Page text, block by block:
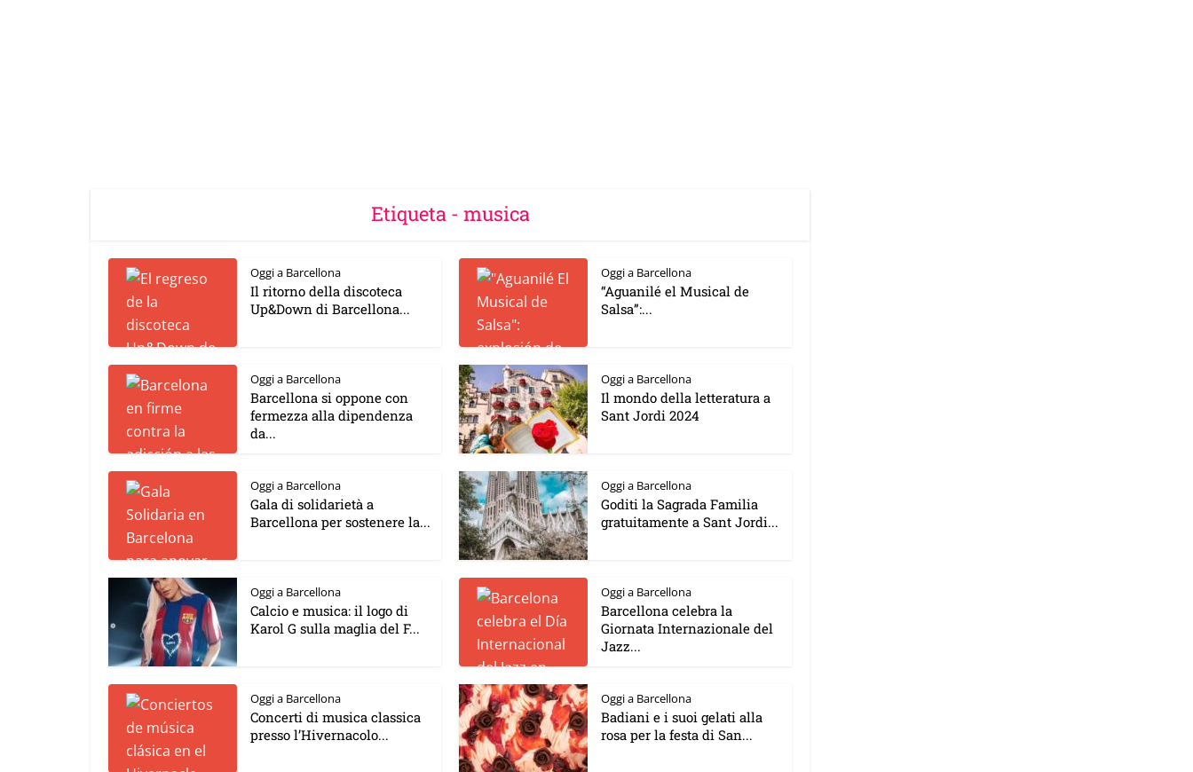
Etiqueta - musica
Oggi a Barcellona
Il ritorno della discoteca
Up&Down di Barcellona...
Oggi a Barcellona
“Aguanilé el Musical de
Salsa”:...
Oggi a Barcellona
Barcellona si oppone con
fermezza alla dipendenza
da...
Oggi a Barcellona
Il mondo della letteratura a
Sant Jordi 2024
Oggi a Barcellona
Gala di solidarietà a
Barcellona per sostenere la...
Oggi a Barcellona
Goditi la Sagrada Familia
gratuitamente a Sant Jordi...
Oggi a Barcellona
Calcio e musica: il logo di
Karol G sulla maglia del F...
Oggi a Barcellona
Barcellona celebra la
Giornata Internazionale del
Jazz...
Oggi a Barcellona
Concerti di musica classica
presso l’Hivernacolo...
Oggi a Barcellona
Badiani e i suoi gelati alla
rosa per la festa di San...